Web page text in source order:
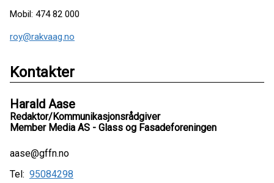
Mobil: 474 82 000
roy@rakvaag.no
Kontakter
Harald Aase
Redaktor/Kommunikasjonsrådgiver
Member Media AS - Glass og Fasadeforeningen
aase@gffn.no
Tel: 95084298